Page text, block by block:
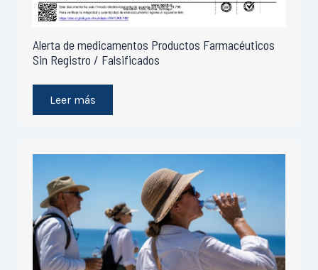
Alerta de medicamentos Productos Farmacéuticos
Sin Registro / Falsificados
Leer más